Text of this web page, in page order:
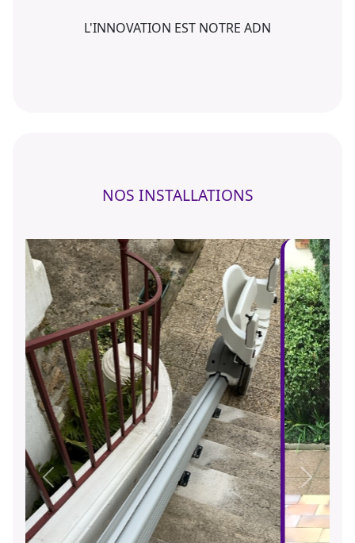
L'INNOVATION EST NOTRE ADN
NOS INSTALLATIONS
Précédent Suivant